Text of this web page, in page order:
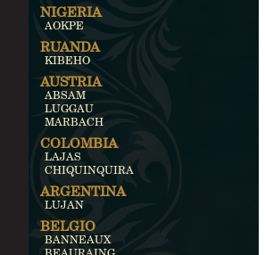
NIGERIA
AOKPE
RUANDA
KIBEHO
AUSTRIA
ABSAM
LUGGAU
MARBACH
COLOMBIA
LAJAS
CHIQUINQUIRA
ARGENTINA
LUJAN
BELGIO
BANNEAUX